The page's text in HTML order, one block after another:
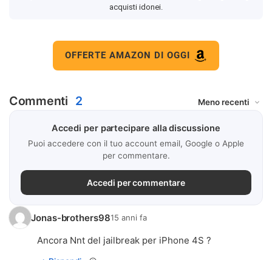
acquisti idonei.
OFFERTE AMAZON DI OGGI
Commenti 2
Accedi per partecipare alla discussione
Puoi accedere con il tuo account email, Google o Apple
per commentare.
Accedi per commentare
Jonas-brothers9815 anni fa
Ancora Nnt del jailbreak per iPhone 4S ?